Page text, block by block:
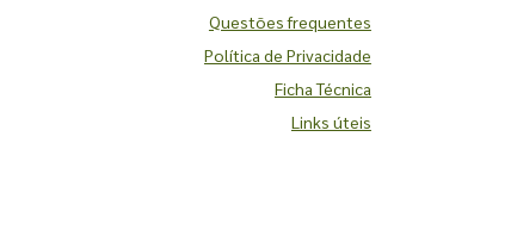
Questões frequentes
Política de Privacidade
Ficha Técnica
Links úteis